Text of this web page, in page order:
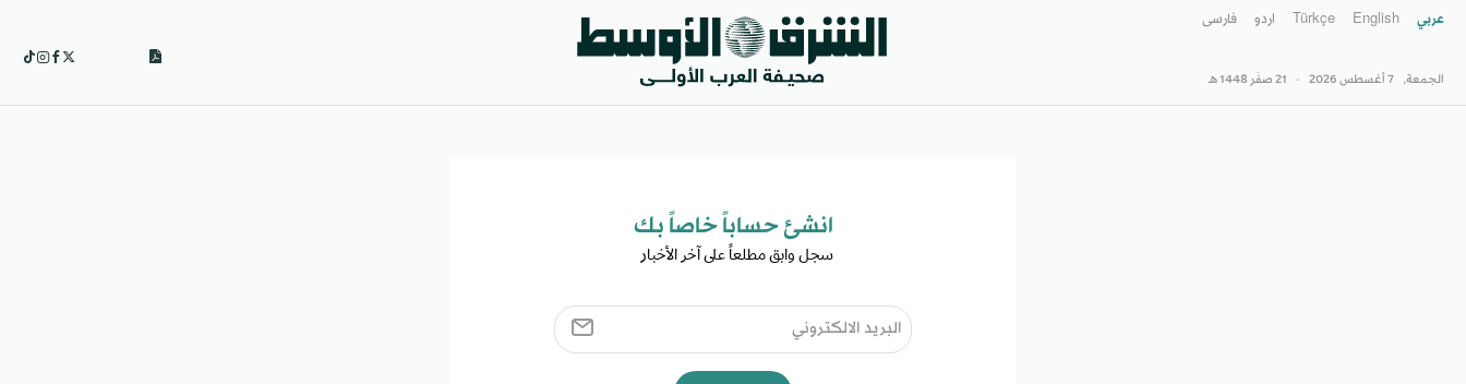
عربي English
Türkçe اردو فارسى
الجمعة, 7 أغسطس 2026 - 21 صفَر 1448 هـ
انشئ حساباً خاصاً بك​
سجل وابق مطلعاً على آخر الأخبار ​